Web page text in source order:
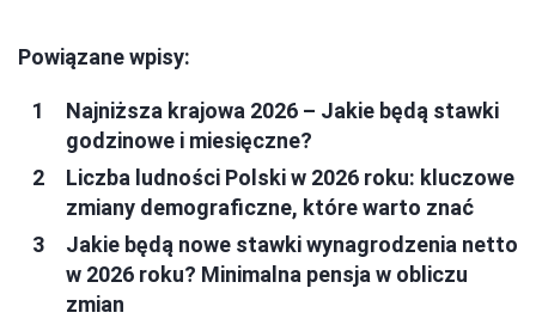
Powiązane wpisy:
Najniższa krajowa 2026 – Jakie będą stawki
godzinowe i miesięczne?
Liczba ludności Polski w 2026 roku: kluczowe
zmiany demograficzne, które warto znać
Jakie będą nowe stawki wynagrodzenia netto
w 2026 roku? Minimalna pensja w obliczu
zmian